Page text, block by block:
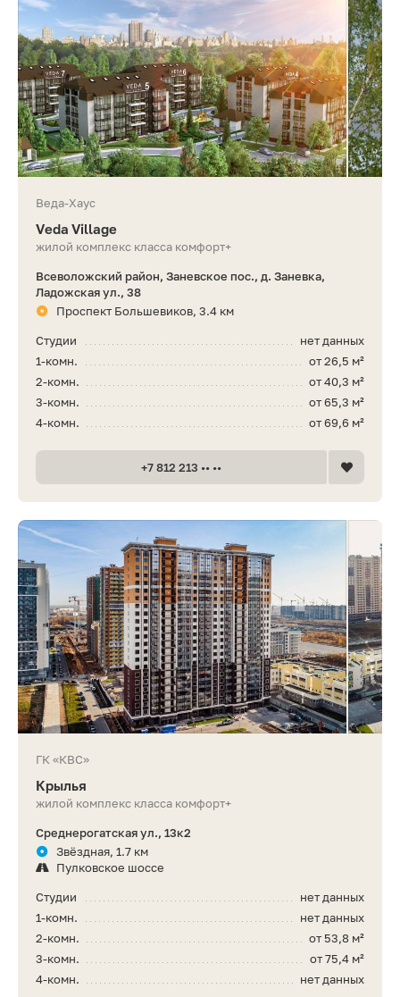
Веда-Хаус
Veda Village
жилой комплекс класса комфорт+
Всеволожский район, Заневское пос., д. Заневка,
Ладожская ул., 38
Проспект Большевиков, 3.4 км
нет данных
Студии
от 26,5 м²
1-комн.
от 40,3 м²
2-комн.
от 65,3 м²
3-комн.
от 69,6 м²
4-комн.
+7 812 213 •• ••
ГК «КВС»
Крылья
жилой комплекс класса комфорт+
Среднерогатская ул., 13к2
Звёздная, 1.7 км
Пулковское шоссе
нет данных
Студии
нет данных
1-комн.
от 53,8 м²
2-комн.
от 75,4 м²
3-комн.
нет данных
4-комн.